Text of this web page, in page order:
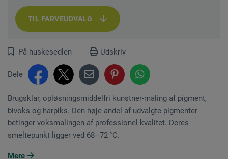
TIL FARVEUDVALG
På huskesedlen Udskriv
Dele
Brugsklar, opløsningsmiddelfri kunstner-maling af pigment,
bivoks og harpiks. Den høje andel af udvalgte pigmenter
betinger voksmalingen af professionel kvalitet. Deres
smeltepunkt ligger ved 68–72 °C.
Mere